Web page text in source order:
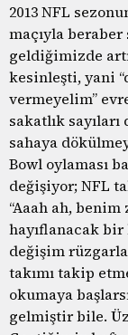
2013 NFL
maçıyla beraber
geldiğimizde
kesinleşti, yani
vermeyelim”
sakatlık
sahaya
Bowl oylaması
değişiyor; NFL
“Aaah ah,
hayıflanacak
değişim
takımı takip
okumaya
gelmiştir bile.